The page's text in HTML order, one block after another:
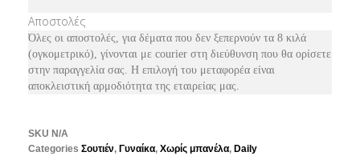
Αποστολές
Όλες οι αποστολές, για δέματα που δεν ξεπερνούν τα 8 κιλά
(ογκομετρικό), γίνονται με courier στη διεύθυνση που θα ορίσετε
στην παραγγελία σας. Η επιλογή του μεταφορέα είναι
αποκλειστική αρμοδιότητα της εταιρείας μας.
SKU N/A
Categories Σουτιέν, Γυναίκα, Χωρίς μπανέλα, Daily